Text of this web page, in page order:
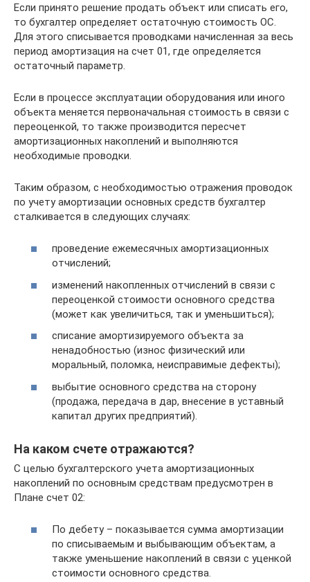
Если принято решение продать объект или списать его,
то бухгалтер определяет остаточную стоимость ОС.
Для этого списывается проводками начисленная за весь
период амортизация на счет 01, где определяется
остаточный параметр.
Если в процессе эксплуатации оборудования или иного
объекта меняется первоначальная стоимость в связи с
переоценкой, то также производится пересчет
амортизационных накоплений и выполняются
необходимые проводки.
Таким образом, с необходимостью отражения проводок
по учету амортизации основных средств бухгалтер
сталкивается в следующих случаях:
проведение ежемесячных амортизационных
отчислений;
изменений накопленных отчислений в связи с
переоценкой стоимости основного средства
(может как увеличиться, так и уменьшиться);
списание амортизируемого объекта за
ненадобностью (износ физический или
моральный, поломка, неисправимые дефекты);
выбытие основного средства на сторону
(продажа, передача в дар, внесение в уставный
капитал других предприятий).
На каком счете отражаются?
С целью бухгалтерского учета амортизационных
накоплений по основным средствам предусмотрен в
Плане счет 02:
По дебету – показывается сумма амортизации
по списываемым и выбывающим объектам, а
также уменьшение накоплений в связи с уценкой
стоимости основного средства.